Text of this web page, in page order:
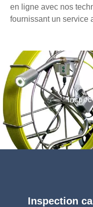
en ligne avec nos
fournissant un service
Inspection